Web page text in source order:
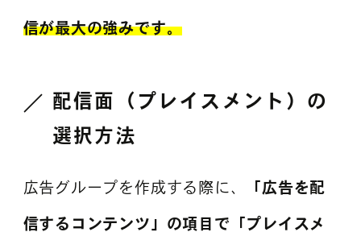
信が最大の強みです。
配信面（プレイスメント）の
選択方法
広告グループを作成する際に、 「広告を配
信するコンテンツ」の項目で「プレイスメ